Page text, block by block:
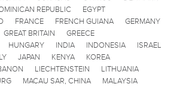
REPUBLIC
EGYPT
FRANCE FRENCH GUIANA
GERMANY
GREAT BRITAIN
GREECE
HUNGARY INDIA INDONESIA
ISRAEL
JAPAN KENYA
KOREA
LIECHTENSTEIN
LITHUANIA
MACAU SAR, CHINA
MALAYSIA